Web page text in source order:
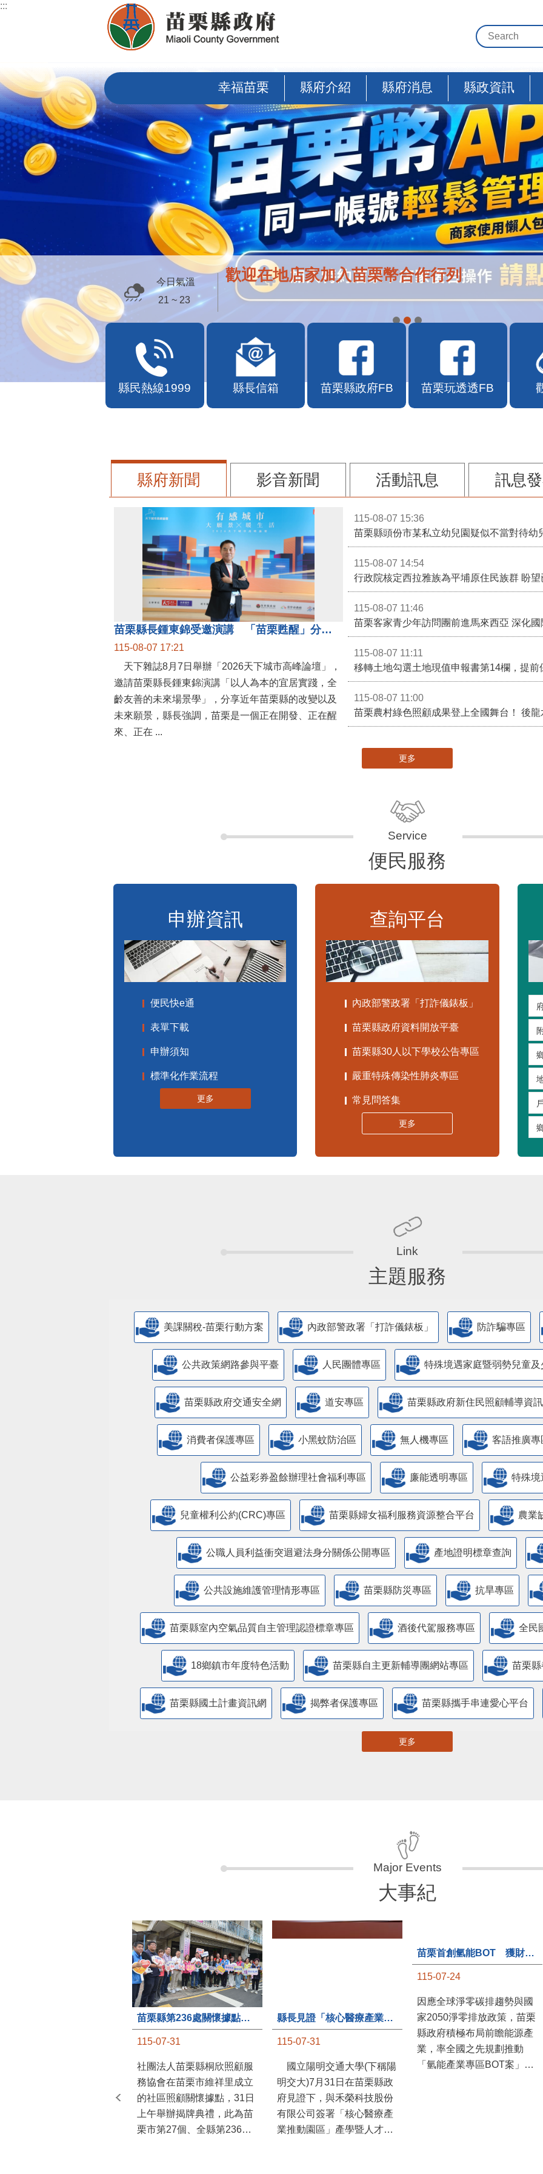
跳到主要內容區塊
:::
幸福苗栗 縣府介紹 縣府消息 縣政資訊
歡迎在地店家加入苗栗幣合作行列
今日氣溫
21 ~ 23
縣民熱線1999 縣長信箱 苗栗縣政府FB 苗栗玩透透FB
縣府新聞 影音新聞 活動訊息 訊息
苗栗縣長鍾東錦受邀演講 「苗栗甦醒」分享近年轉變
115-08-07 17:21
天下雜誌8月7日舉辦「2026天下城市高峰論壇」，
邀請苗栗縣長鍾東錦演講「以人為本的宜居實踐，全
齡友善的未來場景學」，分享近年苗栗縣的改變以及
未來願景，縣長強調，苗栗是一個正在開發、正在醒
來、正在 ...
115-08-07 15:36
苗栗縣頭份市某私立幼兒園疑似不當對待幼
115-08-07 14:54
115-08-07 11:46
苗栗客家青少年訪問團前進馬來西亞 深化
115-08-07 11:11
移轉土地勾選土地現值申報書第14欄，提前
115-08-07 11:00
更多
便民服務
申辦資訊
便民快e通
表單下載
申辦須知
標準化作業流程
更多
查詢平台
內政部警政署「打詐儀錶板」
苗栗縣政府資料開放平臺
苗栗縣30人以下學校公告專區
嚴重特殊傳染性肺炎專區
常見問答集
更多
主題服務
美課關稅-苗栗行動方案 內政部警政署「打詐儀錶板」 防詐騙專區
公共政策網路參與平臺 人民團體專區 特殊境遇家庭暨弱勢兒童
苗栗縣政府交通安全網 道安專區 苗栗縣政府新住民照顧輔導資
消費者保護專區 小黑蚊防治區 無人機專區 客語推廣專
公益彩券盈餘辦理社會福利專區 廉能透明專區 特殊境
兒童權利公約(CRC)專區 苗栗縣婦女福利服務資源整合平台 農業
公職人員利益衝突迴避法身分關係公開專區 產地證明標章查詢
​公共設施維護管理情形專區 苗栗縣防災專區 抗旱專區
苗栗縣室內空氣品質自主管理認證標章專區 酒後代駕服務專區 全民
18鄉鎮市年度特色活動 苗栗縣自主更新輔導團網站專區 苗栗
苗栗縣國土計畫資訊網 揭弊者保護專區 苗栗縣攜手串連愛心平台
更多
大事紀
苗栗縣第236處關懷據點在苗栗市維祥里揭牌
115-07-31
社團法人苗栗縣桐欣照顧服
務協會在苗栗市維祥里成立
的社區照顧關懷據點，31日
上午舉辦揭牌典禮，此為苗
栗市第27個、全縣第236處
縣長見證「核心醫療產業推動園區」產學合作簽約儀式
115-07-31
國立陽明交通大學(下稱陽
明交大)7月31日在苗栗縣政
府見證下，與禾榮科技股份
有限公司簽署「核心醫療產
業推動園區」產學暨人才培
苗栗首創氫能BOT 獲財政部「突破之翼」肯定
115-07-24